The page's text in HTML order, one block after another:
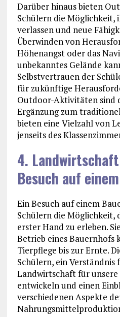
Darüber hinaus bieten
Schülern die Möglichkeit,
verlassen und neue
Überwinden von
Höhenangst oder das
unbekanntes Gelände
Selbstvertrauen der
für zukünftige
Outdoor-Aktivitäten sind
Ergänzung zum
bieten eine Vielzahl von
jenseits des
4.
Besuch auf
Ein Besuch auf einem
Schülern die Möglichkeit,
erster Hand zu erleben.
Betrieb eines Bauernhofs
Tierpflege bis zur Ernte.
Schülern, ein
Landwirtschaft für unsere
entwickeln und einen
verschiedenen Aspekte